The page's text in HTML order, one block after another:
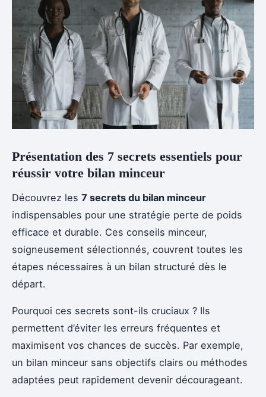
Présentation des 7 secrets essentiels pour
réussir votre bilan minceur
Découvrez les 7 secrets du bilan minceur
indispensables pour une stratégie perte de poids
efficace et durable. Ces conseils minceur,
soigneusement sélectionnés, couvrent toutes les
étapes nécessaires à un bilan structuré dès le
départ.
Pourquoi ces secrets sont-ils cruciaux ? Ils
permettent d’éviter les erreurs fréquentes et
maximisent vos chances de succès. Par exemple,
un bilan minceur sans objectifs clairs ou méthodes
adaptées peut rapidement devenir décourageant.